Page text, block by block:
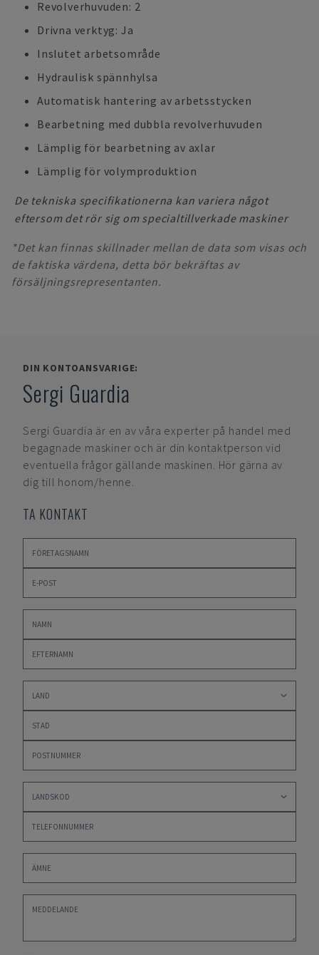
Revolverhuvuden: 2
Drivna verktyg: Ja
Inslutet arbetsområde
Hydraulisk spännhylsa
Automatisk hantering av arbetsstycken
Bearbetning med dubbla revolverhuvuden
Lämplig för bearbetning av axlar
Lämplig för volymproduktion
De tekniska specifikationerna kan variera något
eftersom det rör sig om specialtillverkade maskiner
*Det kan finnas skillnader mellan de data som visas och
de faktiska värdena, detta bör bekräftas av
försäljningsrepresentanten.
DIN KONTOANSVARIGE:
Sergi Guardia
Sergi Guardia är en av våra experter på handel med
begagnade maskiner och är din kontaktperson vid
eventuella frågor gällande maskinen. Hör gärna av
dig till honom/henne.
TA KONTAKT